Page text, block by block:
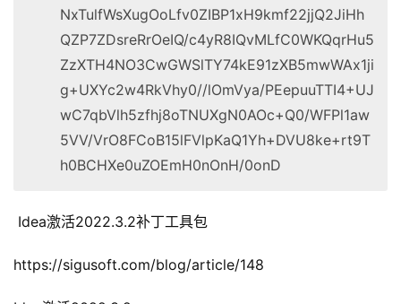
NxTulfWsXugOoLfv0ZIBP1xH9kmf22jjQ2JiHh
QZP7ZDsreRrOeIQ/c4yR8IQvMLfC0WKQqrHu5
ZzXTH4NO3CwGWSlTY74kE91zXB5mwWAx1ji
g+UXYc2w4RkVhy0//lOmVya/PEepuuTTI4+UJ
wC7qbVlh5zfhj8oTNUXgN0AOc+Q0/WFPl1aw
5VV/VrO8FCoB15lFVlpKaQ1Yh+DVU8ke+rt9T
h0BCHXe0uZOEmH0nOnH/0onD
Idea激活2022.3.2补丁工具包
https://sigusoft.com/blog/article/148